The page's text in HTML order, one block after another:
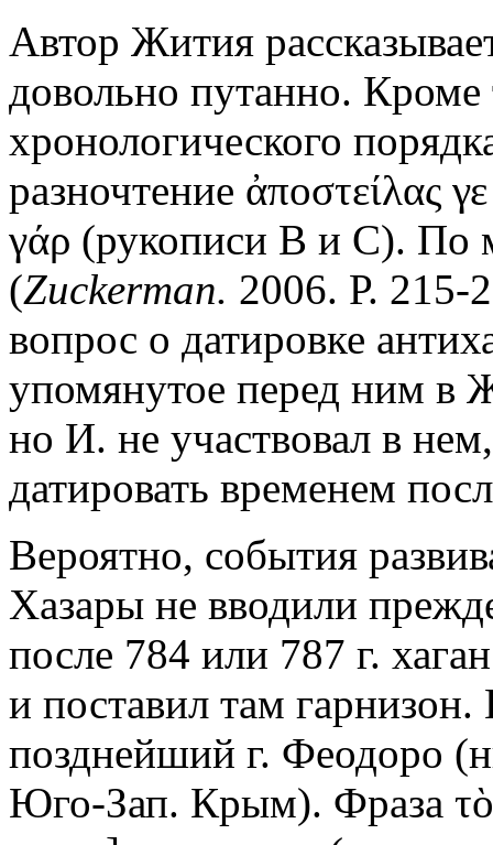
Автор Жития
довольно путанно.
хронологического
разночтение ἀποστείλας
γάρ (рукописи В и С).
(Zuckerman. 2006. Р. 215-
вопрос о датировке
упомянутое перед ним в
но И. не участвовал в
датировать временем
Вероятно, события
Хазары не вводили
после 784 или 787 г.
и поставил там
позднейший г. Феодоро
Юго-Зап. Крым). Фраза